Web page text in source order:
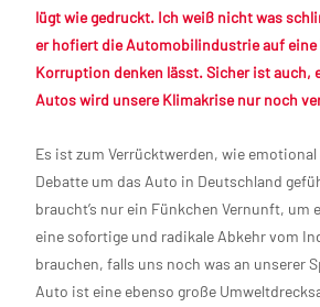
lügt wie gedruckt. Ich weiß nicht was
er hofiert die Automobilindustrie auf eine
Korruption denken lässt. Sicher ist auch,
Autos wird unsere Klimakrise nur noch
Es ist zum Verrücktwerden, wie emotional
Debatte um das Auto in Deutschland
braucht’s nur ein Fünkchen Vernunft, um
eine sofortige und radikale Abkehr vom
brauchen, falls uns noch was an unserer
Auto ist eine ebenso große